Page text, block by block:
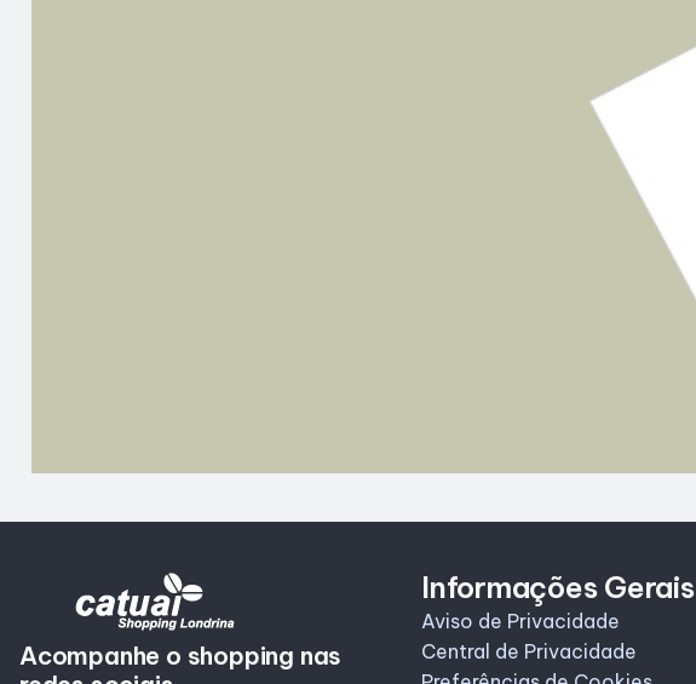
Acompanhe o shopping nas
Informações Gerais
Aviso de Privacidade
Central de Privacidade